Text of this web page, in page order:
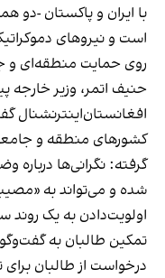
با ایران و پاکستان -
است و نیروهای
روی حمایت منطقه‌ای و
حنیف اتمر، وزیر خارجه
افغانستان‌اینترنشنال
کشورهای منطقه و
گرفته: نگرانی‌ها
شده و می‌تواند به
اولویت‌دادن به یک
تمکین طالبان به
درخواست از طالبان